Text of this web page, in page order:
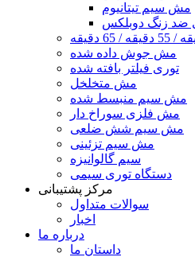
مش سیم تیتانیوم
ضد زنگ دوبلکس
مش جوش داده شده
توری فیلتر بافته شده
مش متخلخل
مش سیم منبسط شده
مش فلزی سوراخ دار
مش سیم شش ضلعی
مش سیم تزئینی
سیم گالوانیزه
دستگاه توری سیمی
مرکز پشتیبانی
سوالات متداول
اخبار
درباره ما
داستان ما